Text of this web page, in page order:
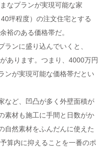
なプランが実現可能な家
坪程度）の注文住宅とする
裕のある価格帯だ。
ンに盛り込んでいくと、
あります。つまり、4000万円
ンが実現可能な価格帯だとい
など、凹凸が多く外壁面積が
素材も施工に手間と日数がか
自然素材をふんだんに使えた
算内に抑えることを一番のポ